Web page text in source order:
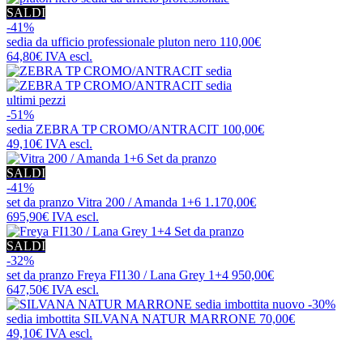
SALDI
-41%
sedia da ufficio professionale pluton nero 110,00€
64,80€ IVA escl.
ultimi pezzi
-51%
sedia ZEBRA TP CROMO/ANTRACIT 100,00€
49,10€ IVA escl.
SALDI
-41%
set da pranzo Vitra 200 / Amanda 1+6 1.170,00€
695,90€ IVA escl.
SALDI
-32%
set da pranzo Freya FI130 / Lana Grey 1+4 950,00€
647,50€ IVA escl.
nuovo -30%
sedia imbottita SILVANA NATUR MARRONE 70,00€
49,10€ IVA escl.